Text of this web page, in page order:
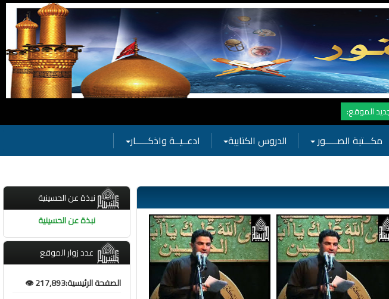
مشاهدة خلال فترة قصيرة وهذا كله بجهودكم واهتمامكم بفعاليات الحسينية
الموقع:
مكـــتبة الصـــــور الدروس الكتابية ادعــيــة واذكـــــار
نبذة عن الحسينية
نبذة عن الحسينية
عدد زوار الموقع
الصفحة الرئيسية:217,893 👁️